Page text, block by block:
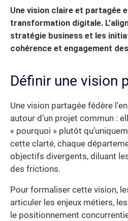
Une vision claire et partagée
transformation digitale.
stratégie business et les
cohérence et engagement
Définir une vision
Une vision partagée fédère
autour d’un projet commun :
« pourquoi » plutôt
cette clarté, chaque
objectifs divergents, diluant
des frictions.
Pour formaliser cette vision,
articuler les enjeux métiers,
le positionnement